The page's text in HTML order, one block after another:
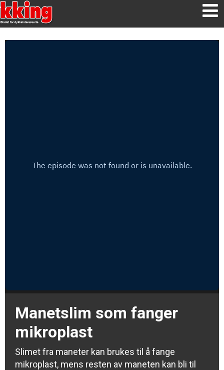
Manetslim som fanger
mikroplast
Slimet fra maneter kan brukes til å fange
mikroplast, mens resten av maneten kan bli til